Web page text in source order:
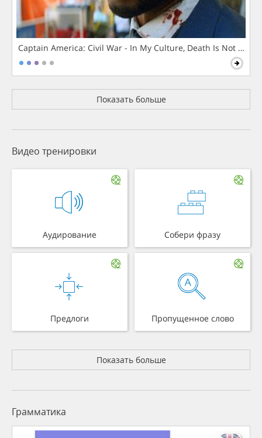
Captain America: Civil War - In My Culture, Death Is Not The
Показать больше
Видео тренировки
Аудирование Собери фразу
Предлоги Пропущенное слово
Показать больше
Грамматика